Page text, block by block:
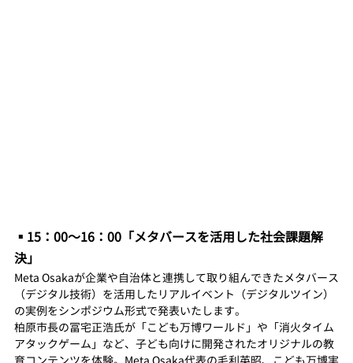
▪️15：00〜16：00「メタバースを活用した社会課題解
決」
Meta Osakaが企業や自治体と連携して取り組んできたメタバース
（デジタル技術）を活用したリアルイベント（デジタルツイン）
の実例をシンポジウム形式で発表いたします。
柏原市長の冨宅正浩氏が「こども万博ワールド」や「消火タイム
アタックゲーム」など、子ども向けに開発されたオリジナルの教